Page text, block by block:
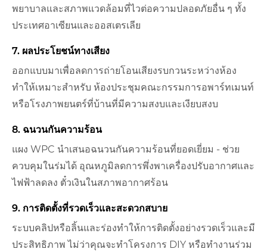
พยาบาลและสภาพแวดล้อมที่ไวต่อความปลอดภัยอื่น ๆ ทั้ง
ประเทศอาเซียนและออสเตรเลีย
7. ผลประโยชน์ทางเสียง
ออกแบบมาเพื่อลดการถ่ายโอนเสียงรบกวนระหว่างห้อง
ทำให้เหมาะสำหรับ ห้องประชุมคณะกรรมการอพาร์ทเมนท์
หรือโรงภาพยนตร์ที่บ้านที่มีความสงบและเงียบสงบ
8. ฉนวนกันความร้อน
แผง WPC นำเสนอฉนวนกันความร้อนที่ยอดเยี่ยม - ช่วย
ควบคุมในร่มได้ อุณหภูมิลดการพึ่งพาเครื่องปรับอากาศและ
ไฟฟ้าลดลง ตั๋วเงินในสภาพอากาศร้อน
9. การติดตั้งที่รวดเร็วและสะดวกสบาย
ระบบคลิปหรือลิ้นและร่องทำให้การติดตั้งอย่างรวดเร็วและมี
ประสิทธิภาพ ไม่ว่าคุณจะทำโครงการ DIY หรือทำงานร่วม